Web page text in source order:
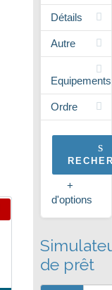
Détails
Autre
Equipements
Ordre
+
d'options
de prêt